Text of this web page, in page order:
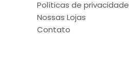
Políticas de privacidade
Nossas Lojas
Contato